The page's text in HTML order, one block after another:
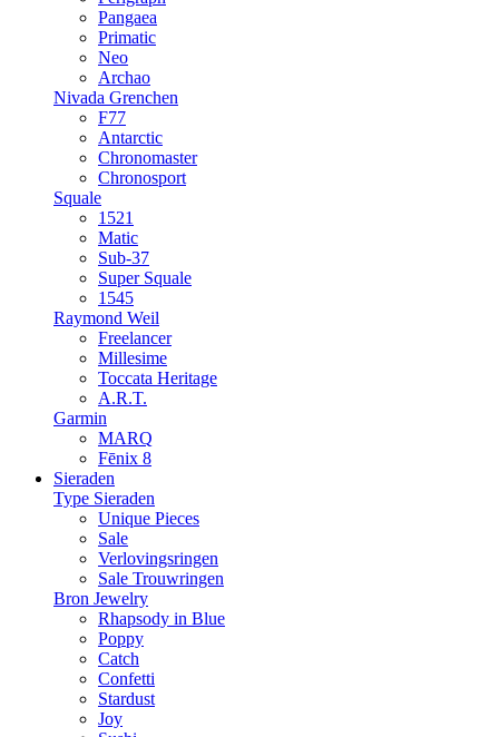
Pangaea
Primatic
Neo
Archao
Nivada Grenchen
F77
Antarctic
Chronomaster
Chronosport
Squale
1521
Matic
Sub-37
Super Squale
1545
Raymond Weil
Freelancer
Millesime
Toccata Heritage
A.R.T.
Garmin
MARQ
Fēnix 8
Sieraden
Type Sieraden
Unique Pieces
Sale
Verlovingsringen
Sale Trouwringen
Bron Jewelry
Rhapsody in Blue
Poppy
Catch
Confetti
Stardust
Joy